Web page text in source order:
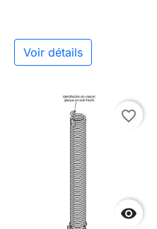
Voir détails

favorite_border